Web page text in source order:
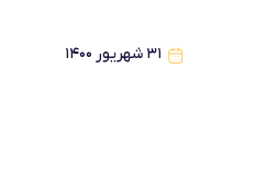
۳۱ شهریور ۱۴۰۰